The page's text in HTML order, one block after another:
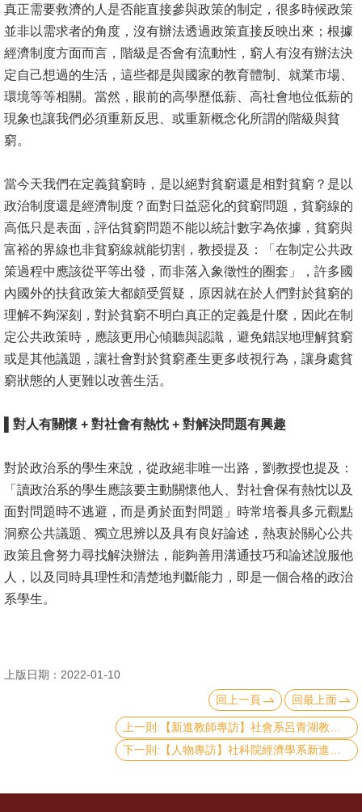
資
源
圖
首
頁
臺
大
首
頁
網
站
覽
心
輔
專
區
facebook
真正需要救濟的人是否能直接參與政策的制定，很多時候政策
並非以需求者的角度，沒有辦法透過政策直接反映出來；根據
經濟制度方面而言，階級是否會有流動性，窮人有沒有辦法決
定自己想過的生活，這些都是與國家的教育體制、就業市場、
環境等等相關。當然，眼前的高學歷低薪、高社會地位低薪的
現象也讓我們必須重新反思、或重新概念化所謂的階級與貧
窮。
當今天我們在定義貧窮時，是以絕對貧窮還是相對貧窮？是以
政治制度還是經濟制度？面對日益惡化的貧窮問題，貧窮線的
高低只是表面，評估貧窮問題不能以統計數字為依據，貧窮與
富裕的界線也非貧窮線就能切割，教授提及：「在制定公共政
策過程中應該從平等出發，而非落入象徵性的圈套」，許多國
內國外的扶貧政策大都頗受質疑，原因就在於人們對於貧窮的
理解不夠深刻，對於貧窮不明白真正的定義是什麼，因此在制
定公共政策時，應該更用心傾聽與認識，避免錯誤地理解貧窮
或是其他議題，讓社會對於貧窮產生更多歧視行為，讓身處貧
窮狀態的人更難以改善生活。
對人有關懷 + 對社會有熱忱 + 對解決問題有興趣
對於政治系的學生來說，從政絕非唯一出路，劉教授也提及：
「讀政治系的學生應該要主動關懷他人、對社會保有熱忱以及
面對問題時不逃避，而是勇於面對問題」時常培養具多元觀點
洞察公共議題、獨立思辨以及具有良好論述，熱衷於關心公共
政策且會努力尋找解決辦法，能夠善用溝通技巧和論述說服他
人，以及同時具理性和清楚地判斷能力，即是一個合格的政治
系學生。
上版日期：2022-01-10
回上一頁
回最上面